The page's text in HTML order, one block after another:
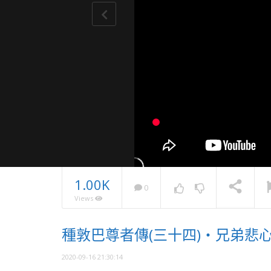
NOW PLAYING
息
1.00K
Views
0
種敦巴尊者傳(三十四)・兄弟悲
2020-09-16 21:30:14